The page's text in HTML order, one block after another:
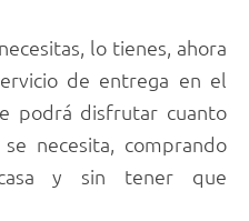
lo tienes, ahora
de entrega en el
podrá disfrutar cuanto
necesita, comprando
y sin tener que